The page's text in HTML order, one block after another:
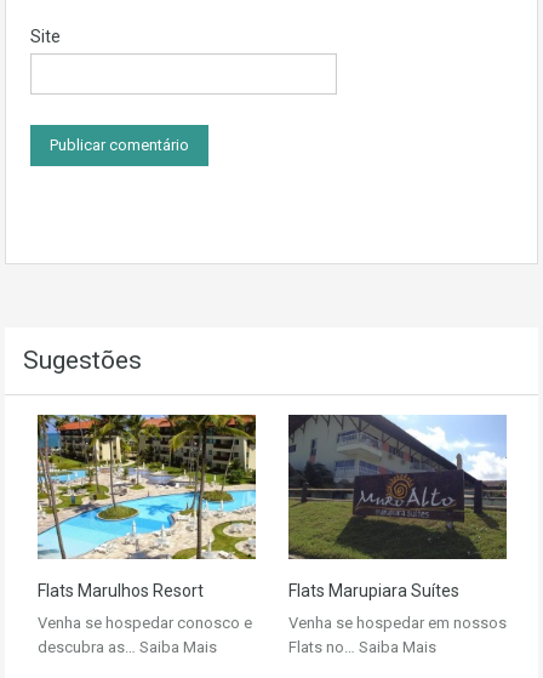
Site
Sugestões
Flats Marulhos Resort
Venha se hospedar conosco e
descubra as… Saiba Mais
Flats Marupiara Suítes
Venha se hospedar em nossos
Flats no… Saiba Mais